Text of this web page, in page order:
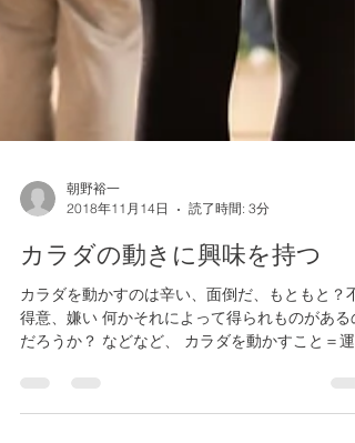
2018年11月14日
読了時間: 3分
カラダの動きに興味を持つ
カラダを動かすのは辛い、面倒だ、もともと？不
に対する毛嫌い感というのでしょうか、 ハードル